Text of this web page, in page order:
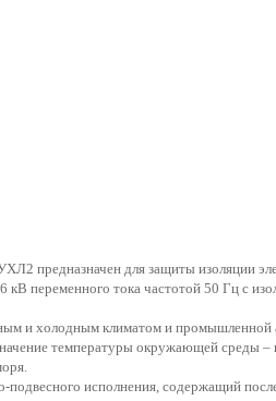
предназначен для защиты изоляции
переменного тока частотой 50 Гц с
и холодным климатом и промышленной
температуры окружающей среды
исполнения, содержащий